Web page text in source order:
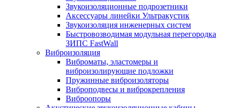
Звукоизоляционные подрозетники
Аксессуары линейки Ультракустик
Звукоизоляция инженерных систем
Быстровозводимая модульная перегородка
ЗИПС FastWall
Виброизоляция
Виброматы, эластомеры и
виброизолирующие подложки
Пружинные виброизоляторы
Виброподвесы и виброкрепления
Виброопоры